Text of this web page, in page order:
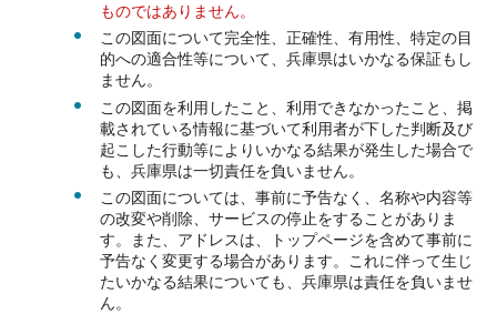
ものではありません。
この図面について完全性、正確性、有用性、特定の目
的への適合性等について、兵庫県はいかなる保証もし
ません。
この図面を利用したこと、利用できなかったこと、掲
載されている情報に基づいて利用者が下した判断及び
起こした行動等によりいかなる結果が発生した場合で
も、兵庫県は一切責任を負いません。
この図面については、事前に予告なく、名称や内容等
の改変や削除、サービスの停止をすることがありま
す。また、アドレスは、トップページを含めて事前に
予告なく変更する場合があります。これに伴って生じ
たいかなる結果についても、兵庫県は責任を負いませ
ん。